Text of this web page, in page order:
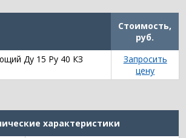
Стоимость,
руб.
Ду 15 Ру 40 КЗ
Запросить
цену
характеристики